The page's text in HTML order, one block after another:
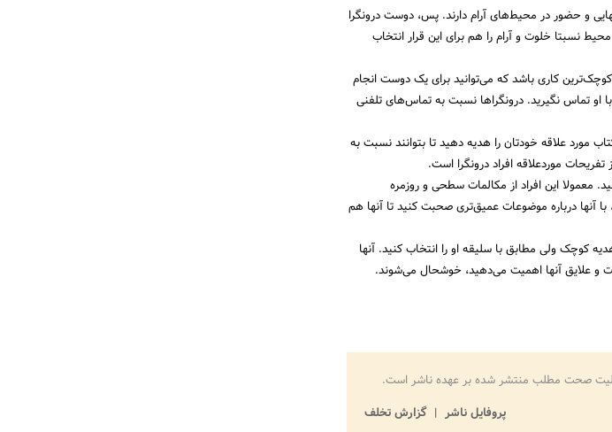
و حضور در محیط‌های آرام دارند. پس، دوست درونگرا
نسبتا خلوت و آرام را هم برای این قرار انتخاب
کاری باشد که می‌توانید برای یک دوست انجام
او تماس نگیرید. درونگراها نسبت به تماس‌های تلفنی
مورد علاقه خودتان را هدیه دهید تا بتوانند نسبت به
موردعلاقه افراد درونگرا است.
معمولا این افراد از مکالمات سطحی و روزمره
آنها درباره موضوعات عمیق‌تری صحبت کنید تا آنها هم
کوچک ولی مطابق با سلیقه او را انتخاب کنید. آنها
و علایق آنها اهمیت می‌دهید، خوشحال می‌شوند.
صحت مطلب منتشر شده بر عهده ناشر است.
پروفایل ناشر
گزارش تخلف